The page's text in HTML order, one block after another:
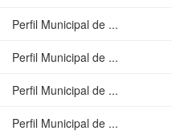
Perfil Municipal de ...
Perfil Municipal de ...
Perfil Municipal de ...
Perfil Municipal de ...